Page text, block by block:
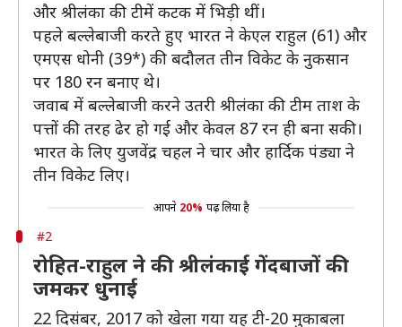
और श्रीलंका की टीमें कटक में भिड़ी थीं।
पहले बल्लेबाजी करते हुए भारत ने केएल राहुल (61) और
एमएस धोनी (39*) की बदौलत तीन विकेट के नुकसान
पर 180 रन बनाए थे।
जवाब में बल्लेबाजी करने उतरी श्रीलंका की टीम ताश के
पत्तों की तरह ढेर हो गई और केवल 87 रन ही बना सकी।
भारत के लिए युजवेंद्र चहल ने चार और हार्दिक पंड्या ने
तीन विकेट लिए।
आपने 20% पढ़ लिया है
#2
रोहित-राहुल ने की श्रीलंकाई गेंदबाजों की
जमकर धुनाई
22 दिसंबर, 2017 को खेला गया यह टी-20 मुकाबला